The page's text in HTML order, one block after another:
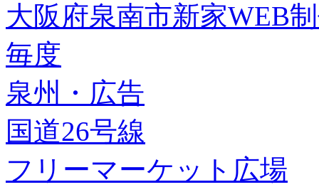
大阪府泉南市新家WEB
毎度
泉州・広告
国道26号線
フリーマーケット広場